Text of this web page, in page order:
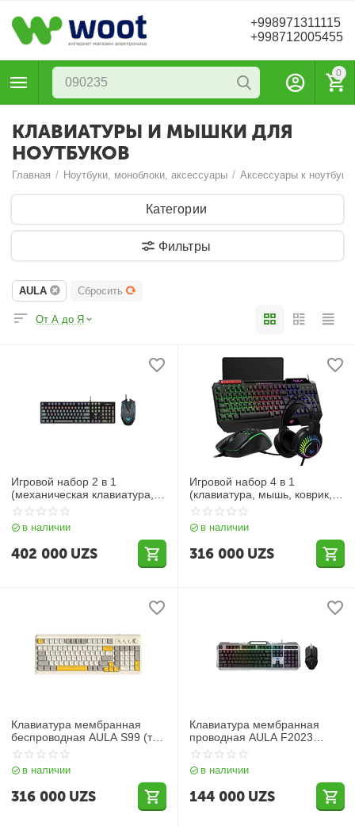
+998971311115
+998712005455
0
КЛАВИАТУРЫ И МЫШКИ ДЛЯ
НОУТБУКОВ
Главная / Ноутбуки, моноблоки, аксессуары / Аксессуары к
Категории
Фильтры
AULA Сбросить
От А до Я
Игровой набор 2 в 1
(механическая клавиатура,
мышь) AULA T640
в наличии
402 000 UZS
Игровой набор 4 в 1
(клавиатура, мышь, коврик,
наушники) AULA T650
подсветка
в наличии
316 000 UZS
Клавиатура мембранная
беспроводная AULA S99 (три
вида подключения)
в наличии
316 000 UZS
Клавиатура мембранная
проводная AULA F2023
(RGB)
в наличии
144 000 UZS